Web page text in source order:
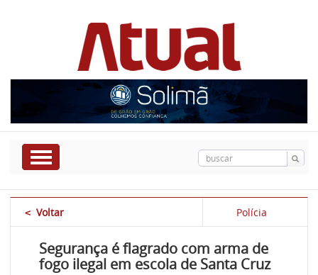
<Voltar Polícia
Segurança é flagrado com arma de
fogo ilegal em escola de Santa Cruz